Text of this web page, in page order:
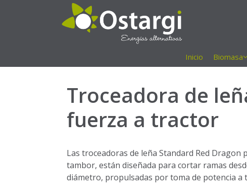
Inicio Biomasa
Troceadora de
fuerza a tractor
Las troceadoras de leña Standard Red Dragon
tambor, están diseñada para cortar ramas
diámetro, propulsadas por toma de potencia a